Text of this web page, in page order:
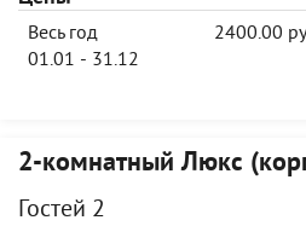
Весь год
01.01 - 31.12
2400.00
2-комнатный Люкс
Гостей 2